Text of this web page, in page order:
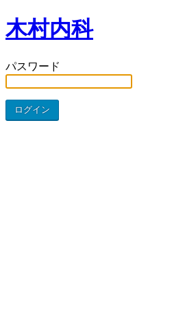
木村内科
パスワード